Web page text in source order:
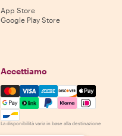
App Store
Google Play Store
Accettiamo
Mastercard, Visa, Amex,
La disponibilità varia in base alla destinazione